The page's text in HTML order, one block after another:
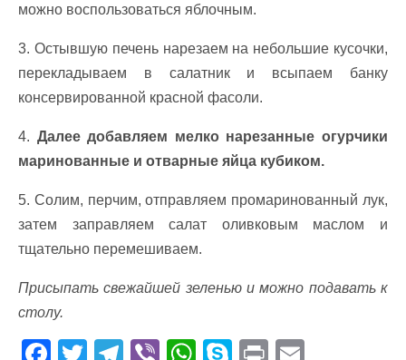
можно воспользоваться яблочным.
3. Остывшую печень нарезаем на небольшие кусочки,
перекладываем в салатник и всыпаем банку
консервированной красной фасоли.
4. Далее добавляем мелко нарезанные огурчики
маринованные и отварные яйца кубиком.
5. Солим, перчим, отправляем промаринованный лук,
затем заправляем салат оливковым маслом и
тщательно перемешиваем.
Присыпать свежайшей зеленью и можно подавать к
столу.